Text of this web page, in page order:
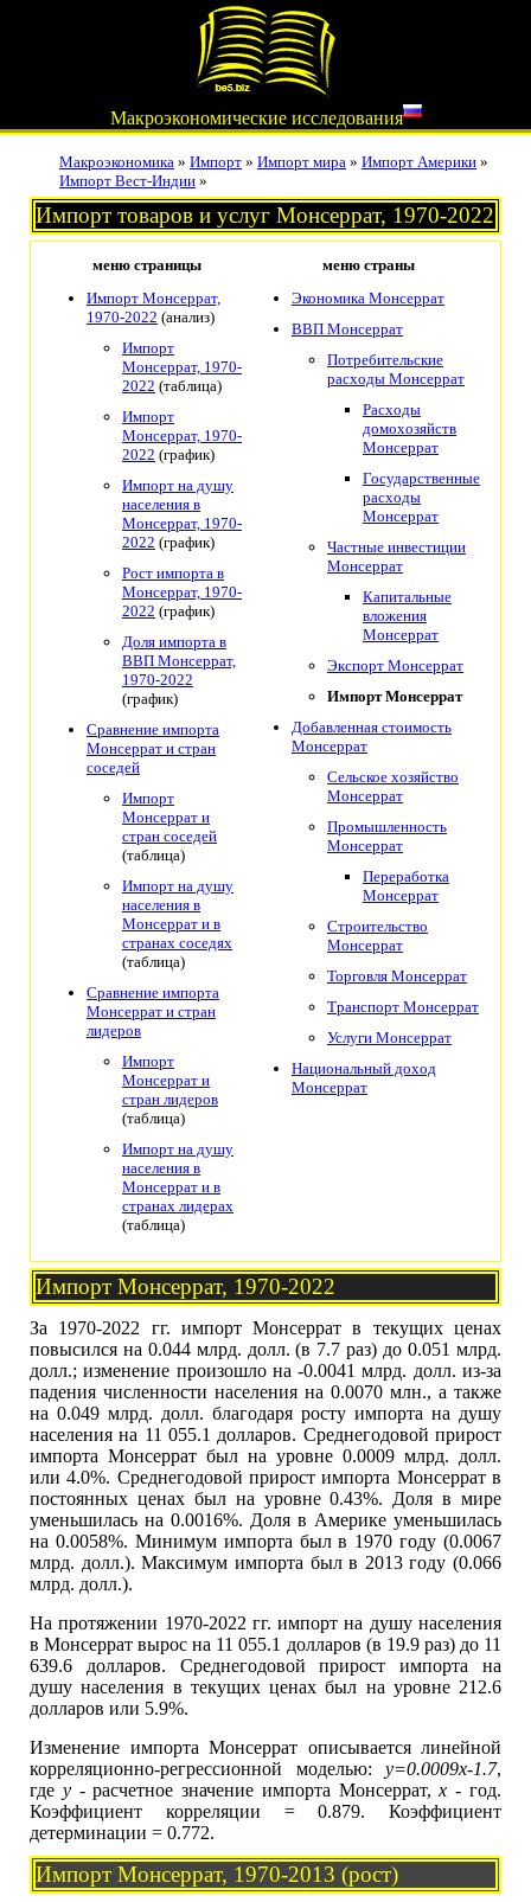
Макроэкономические исследования
Макроэкономика » Импорт » Импорт мира » Импорт Америки »
Импорт Вест-Индии »
Импорт товаров и услуг Монсеррат, 1970-2022
меню страницы
меню страны
Импорт Монсеррат,
1970-2022 (анализ)
Импорт
Монсеррат, 1970-
2022 (таблица)
Импорт
Монсеррат, 1970-
2022 (график)
Импорт на душу
населения в
Монсеррат, 1970-
2022 (график)
Рост импорта в
Монсеррат, 1970-
2022 (график)
Доля импорта в
ВВП Монсеррат,
1970-2022
(график)
Сравнение импорта
Монсеррат и стран
соседей
Импорт
Монсеррат и
стран соседей
(таблица)
Импорт на душу
населения в
Монсеррат и в
странах соседях
(таблица)
Сравнение импорта
Монсеррат и стран
лидеров
Импорт
Монсеррат и
стран лидеров
(таблица)
Импорт на душу
населения в
Монсеррат и в
странах лидерах
(таблица)
Экономика Монсеррат
ВВП Монсеррат
Потребительские
расходы Монсеррат
Расходы
домохозяйств
Монсеррат
Государственные
расходы
Монсеррат
Частные инвестиции
Монсеррат
Капитальные
вложения
Монсеррат
Экспорт Монсеррат
Импорт Монсеррат
Добавленная стоимость
Монсеррат
Сельское хозяйство
Монсеррат
Промышленность
Монсеррат
Переработка
Монсеррат
Строительство
Монсеррат
Торговля Монсеррат
Транспорт Монсеррат
Услуги Монсеррат
Национальный доход
Монсеррат
Импорт Монсеррат, 1970-2022
За 1970-2022 гг. импорт Монсеррат в текущих ценах
повысился на 0.044 млрд. долл. (в 7.7 раз) до 0.051 млрд.
долл.; изменение произошло на -0.0041 млрд. долл. из-за
падения численности населения на 0.0070 млн., а также
на 0.049 млрд. долл. благодаря росту импорта на душу
населения на 11 055.1 долларов. Среднегодовой прирост
импорта Монсеррат был на уровне 0.0009 млрд. долл.
или 4.0%. Среднегодовой прирост импорта Монсеррат в
постоянных ценах был на уровне 0.43%. Доля в мире
уменьшилась на 0.0016%. Доля в Америке уменьшилась
на 0.0058%. Минимум импорта был в 1970 году (0.0067
млрд. долл.). Максимум импорта был в 2013 году (0.066
млрд. долл.).
На протяжении 1970-2022 гг. импорт на душу населения
в Монсеррат вырос на 11 055.1 долларов (в 19.9 раз) до 11
639.6 долларов. Среднегодовой прирост импорта на
душу населения в текущих ценах был на уровне 212.6
долларов или 5.9%.
Изменение импорта Монсеррат описывается линейной
корреляционно-регрессионной моделью: y=0.0009x-1.7,
где y- расчетное значение импорта Монсеррат,x - год.
Коэффициент корреляции = 0.879. Коэффициент
детерминации = 0.772.
Импорт Монсеррат, 1970-2013 (рост)